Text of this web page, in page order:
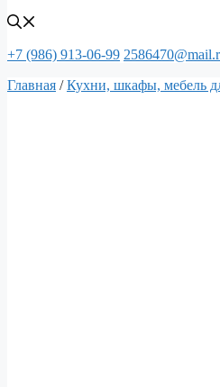
+7 (986) 913-06-99
Главная /Кухни, шкафы, мебель